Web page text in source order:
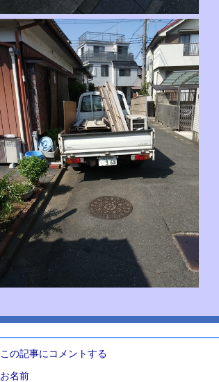
この記事にコメントする
お名前